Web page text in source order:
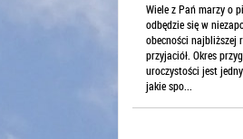
Wiele z Pań marzy o
odbędzie się w
obecności najbliższej
przyjaciół. Okres
uroczystości jest
jakie spo...